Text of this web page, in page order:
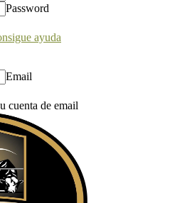
Password
ayuda
Email
cuenta de email